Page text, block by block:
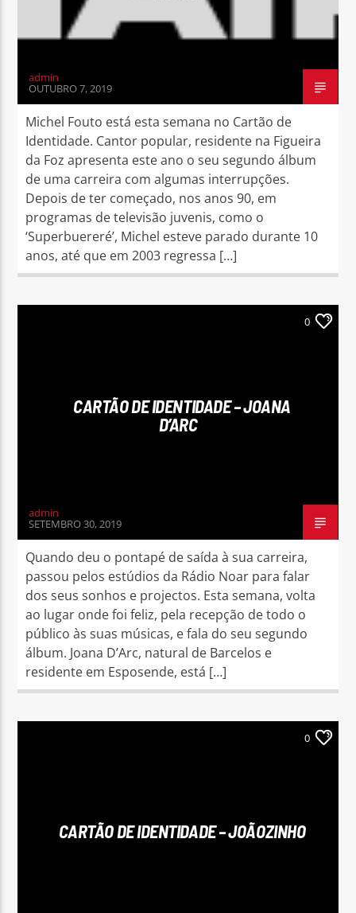
admin
OUTUBRO 7, 2019
Michel Fouto está esta semana no Cartão de
Identidade. Cantor popular, residente na Figueira
da Foz apresenta este ano o seu segundo álbum
de uma carreira com algumas interrupções.
Depois de ter começado, nos anos 90, em
programas de televisão juvenis, como o
‘Superbuereré’, Michel esteve parado durante 10
anos, até que em 2003 regressa […]
0
CARTÃO DE IDENTIDADE – JOANA
D’ARC
admin
SETEMBRO 30, 2019
Quando deu o pontapé de saída à sua carreira,
passou pelos estúdios da Rádio Noar para falar
dos seus sonhos e projectos. Esta semana, volta
ao lugar onde foi feliz, pela recepção de todo o
público às suas músicas, e fala do seu segundo
álbum. Joana D’Arc, natural de Barcelos e
residente em Esposende, está […]
0
CARTÃO DE IDENTIDADE – JOÃOZINHO